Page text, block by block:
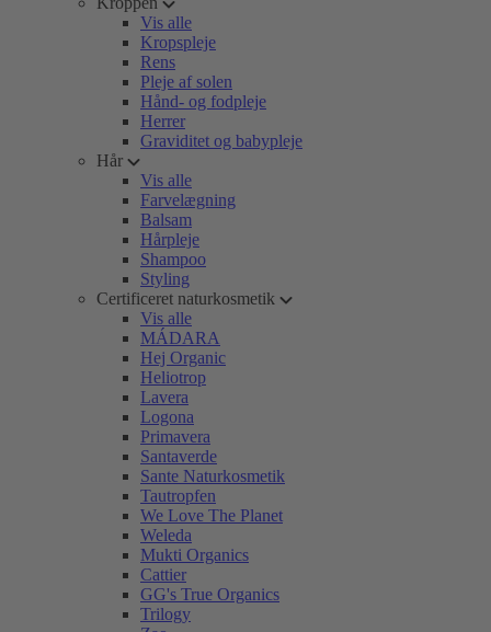
Vis alle
Kropspleje
Rens
Pleje af solen
Hånd- og fodpleje
Herrer
Graviditet og babypleje
Hår
Vis alle
Farvelægning
Balsam
Hårpleje
Shampoo
Styling
Certificeret naturkosmetik
Vis alle
MÁDARA
Hej Organic
Heliotrop
Lavera
Logona
Primavera
Santaverde
Sante Naturkosmetik
Tautropfen
We Love The Planet
Weleda
Mukti Organics
Cattier
GG's True Organics
Trilogy